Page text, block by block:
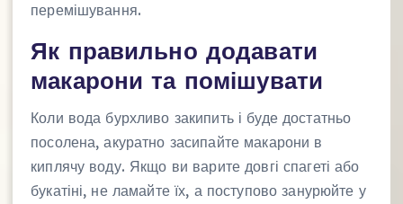
перемішування.
Як правильно додавати
макарони та помішувати
Коли вода бурхливо закипить і буде достатньо
посолена, акуратно засипайте макарони в
киплячу воду. Якщо ви варите довгі спагеті або
букатіні, не ламайте їх, а поступово занурюйте у